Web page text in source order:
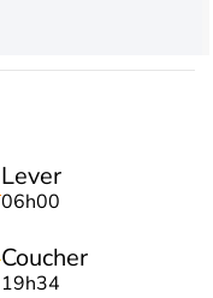
Lever
06h00
Coucher
19h34